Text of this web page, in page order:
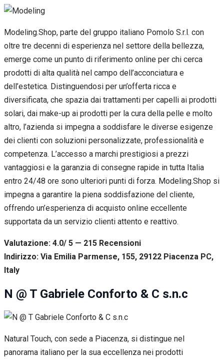
Modeling.Shop, parte del gruppo italiano Pomolo S.r.l. con
oltre tre decenni di esperienza nel settore della bellezza,
emerge come un punto di riferimento online per chi cerca
prodotti di alta qualità nel campo dell’acconciatura e
dell’estetica. Distinguendosi per un’offerta ricca e
diversificata, che spazia dai trattamenti per capelli ai prodotti
solari, dai make-up ai prodotti per la cura della pelle e molto
altro, l’azienda si impegna a soddisfare le diverse esigenze
dei clienti con soluzioni personalizzate, professionalità e
competenza. L’accesso a marchi prestigiosi a prezzi
vantaggiosi e la garanzia di consegne rapide in tutta Italia
entro 24/48 ore sono ulteriori punti di forza. Modeling.Shop si
impegna a garantire la piena soddisfazione del cliente,
offrendo un’esperienza di acquisto online eccellente
supportata da un servizio clienti attento e reattivo.
Valutazione: 4.0/ 5 — 215 Recensioni
Indirizzo: Via Emilia Parmense, 155, 29122 Piacenza PC,
Italy
N @ T Gabriele Conforto & C s.n.c
Natural Touch, con sede a Piacenza, si distingue nel
panorama italiano per la sua eccellenza nei prodotti